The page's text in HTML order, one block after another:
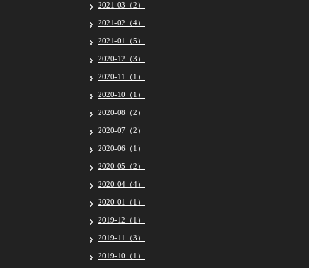
2021-03（2）
2021-02（4）
2021-01（5）
2020-12（3）
2020-11（1）
2020-10（1）
2020-08（2）
2020-07（2）
2020-06（1）
2020-05（2）
2020-04（4）
2020-01（1）
2019-12（1）
2019-11（3）
2019-10（1）